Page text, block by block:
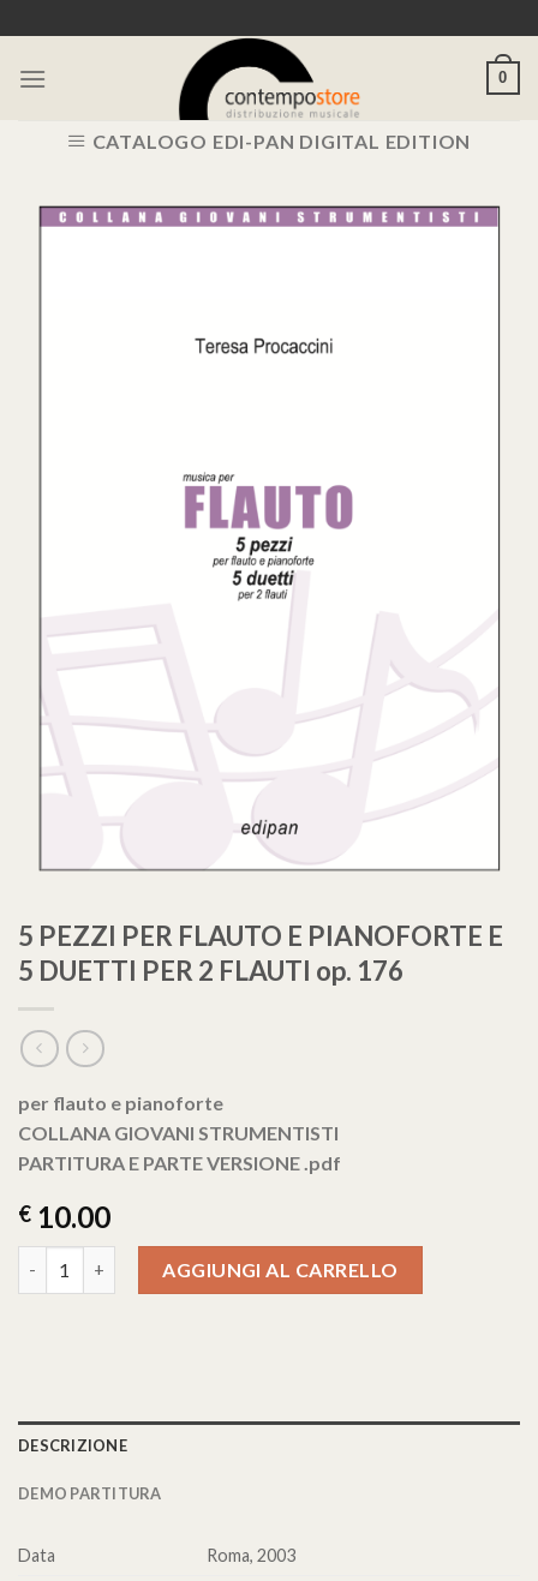
to
content
0
CATALOGO EDI-PAN DIGITAL EDITION
5 PEZZI PER FLAUTO E PIANOFORTE E
5 DUETTI PER 2 FLAUTI op. 176
per flauto e pianoforte
COLLANA GIOVANI STRUMENTISTI
PARTITURA E PARTE VERSIONE .pdf
€ 10.00
AGGIUNGI AL CARRELLO
DESCRIZIONE
DEMO PARTITURA
Data
Roma, 2003